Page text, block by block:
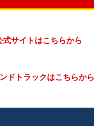
サイトはこちらから
ドトラックはこちらから